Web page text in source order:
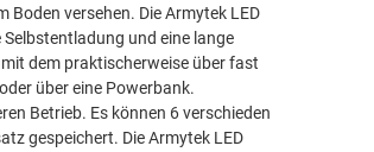
versehen. Die Armytek LED
und eine lange
dem praktischerweise über fast
über eine Powerbank.
Betrieb. Es können 6 verschieden
gespeichert. Die Armytek LED